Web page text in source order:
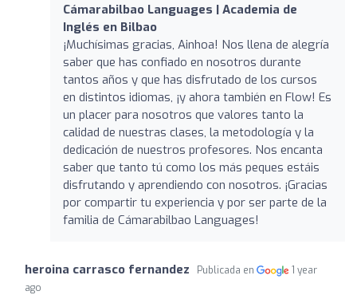
Cámarabilbao Languages | Academia de
Inglés en Bilbao
¡Muchísimas gracias, Ainhoa! Nos llena de alegría
saber que has confiado en nosotros durante
tantos años y que has disfrutado de los cursos
en distintos idiomas, ¡y ahora también en Flow! Es
un placer para nosotros que valores tanto la
calidad de nuestras clases, la metodología y la
dedicación de nuestros profesores. Nos encanta
saber que tanto tú como los más peques estáis
disfrutando y aprendiendo con nosotros. ¡Gracias
por compartir tu experiencia y por ser parte de la
familia de Cámarabilbao Languages!
heroina carrasco fernandez Publicada en
1 year
ago